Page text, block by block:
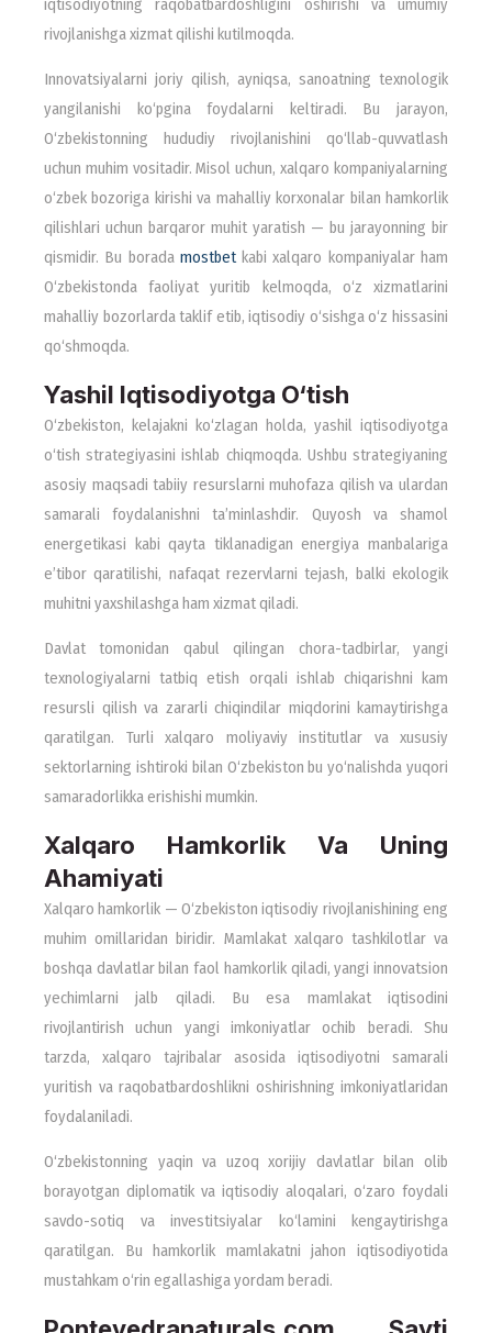
rivojlanishga xizmat qilishi kutilmoqda.
Innovatsiyalarni joriy qilish, ayniqsa, sanoatning texnologik
yangilanishi ko‘pgina foydalarni keltiradi. Bu jarayon,
O‘zbekistonning hududiy rivojlanishini qo‘llab-quvvatlash
uchun muhim vositadir. Misol uchun, xalqaro kompaniyalarning
o‘zbek bozoriga kirishi va mahalliy korxonalar bilan hamkorlik
qilishlari uchun barqaror muhit yaratish — bu jarayonning bir
qismidir. Bu borada mostbetkabi xalqaro kompaniyalar ham
O‘zbekistonda faoliyat yuritib kelmoqda, o‘z xizmatlarini
mahalliy bozorlarda taklif etib, iqtisodiy o‘sishga o‘z hissasini
qo‘shmoqda.
Yashil Iqtisodiyotga O‘tish
O‘zbekiston, kelajakni ko‘zlagan holda, yashil iqtisodiyotga
o‘tish strategiyasini ishlab chiqmoqda. Ushbu strategiyaning
asosiy maqsadi tabiiy resurslarni muhofaza qilish va ulardan
samarali foydalanishni ta’minlashdir. Quyosh va shamol
energetikasi kabi qayta tiklanadigan energiya manbalariga
e’tibor qaratilishi, nafaqat rezervlarni tejash, balki ekologik
muhitni yaxshilashga ham xizmat qiladi.
Davlat tomonidan qabul qilingan chora-tadbirlar, yangi
texnologiyalarni tatbiq etish orqali ishlab chiqarishni kam
resursli qilish va zararli chiqindilar miqdorini kamaytirishga
qaratilgan. Turli xalqaro moliyaviy institutlar va xususiy
sektorlarning ishtiroki bilan O‘zbekiston bu yo‘nalishda yuqori
samaradorlikka erishishi mumkin.
Xalqaro Hamkorlik Va Uning
Ahamiyati
Xalqaro hamkorlik — O‘zbekiston iqtisodiy rivojlanishining eng
muhim omillaridan biridir. Mamlakat xalqaro tashkilotlar va
boshqa davlatlar bilan faol hamkorlik qiladi, yangi innovatsion
yechimlarni jalb qiladi. Bu esa mamlakat iqtisodini
rivojlantirish uchun yangi imkoniyatlar ochib beradi. Shu
tarzda, xalqaro tajribalar asosida iqtisodiyotni samarali
yuritish va raqobatbardoshlikni oshirishning imkoniyatlaridan
foydalaniladi.
O‘zbekistonning yaqin va uzoq xorijiy davlatlar bilan olib
borayotgan diplomatik va iqtisodiy aloqalari, o‘zaro foydali
savdo-sotiq va investitsiyalar ko‘lamini kengaytirishga
qaratilgan. Bu hamkorlik mamlakatni jahon iqtisodiyotida
mustahkam o‘rin egallashiga yordam beradi.